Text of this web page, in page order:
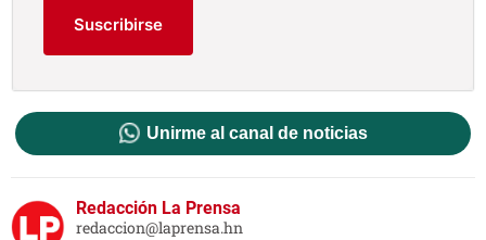
Suscribirse
Unirme al canal de noticias
Redacción La Prensa
redaccion@laprensa.hn